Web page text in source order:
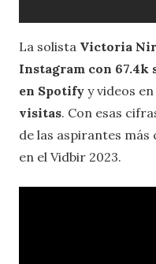
La solista Victoria
Instagram con 67.4k
en Spotify y videos en
visitas. Con esas
de las aspirantes
en el Vidbir 2023.